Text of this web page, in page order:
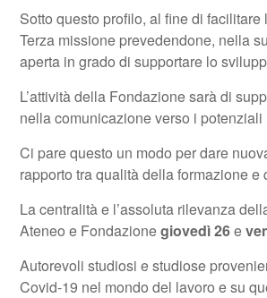
Sotto questo profilo, al fine di
Terza missione prevedendone, nella
aperta in grado di supportare lo
L’attività della Fondazione sarà di
nella comunicazione verso i
Ci pare questo un modo per dare
rapporto tra qualità della formazione
La centralità e l’assoluta rilevanza
Ateneo e Fondazionegiovedì 26e
Autorevoli studiosi e studiose
Covid-19 nel mondo del lavoro e su